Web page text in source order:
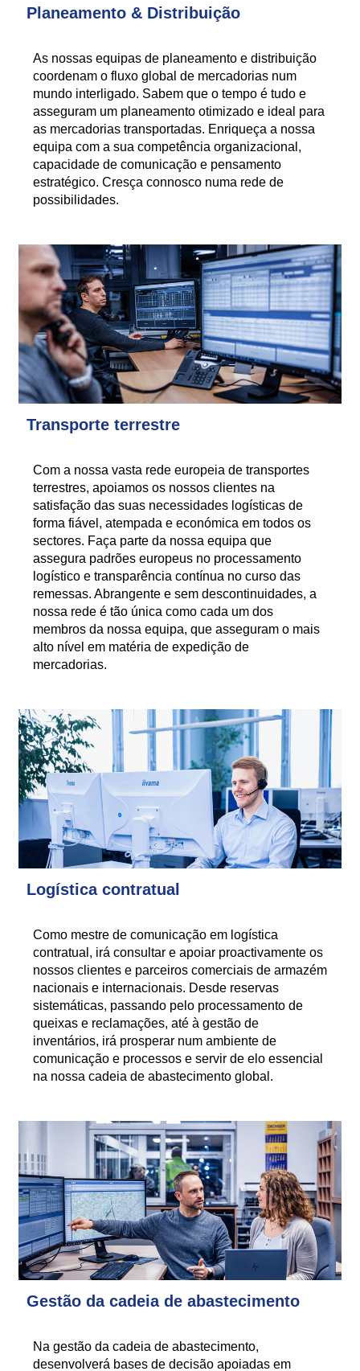
Planeamento & Distribuição
As nossas equipas de planeamento e distribuição
coordenam o fluxo global de mercadorias num
mundo interligado. Sabem que o tempo é tudo e
asseguram um planeamento otimizado e ideal para
as mercadorias transportadas. Enriqueça a nossa
equipa com a sua competência organizacional,
capacidade de comunicação e pensamento
estratégico. Cresça connosco numa rede de
possibilidades.
Transporte terrestre
Com a nossa vasta rede europeia de transportes
terrestres, apoiamos os nossos clientes na
satisfação das suas necessidades logísticas de
forma fiável, atempada e económica em todos os
sectores. Faça parte da nossa equipa que
assegura padrões europeus no processamento
logístico e transparência contínua no curso das
remessas. Abrangente e sem descontinuidades, a
nossa rede é tão única como cada um dos
membros da nossa equipa, que asseguram o mais
alto nível em matéria de expedição de
mercadorias.
Logística contratual
Como mestre de comunicação em logística
contratual, irá consultar e apoiar proactivamente os
nossos clientes e parceiros comerciais de armazém
nacionais e internacionais. Desde reservas
sistemáticas, passando pelo processamento de
queixas e reclamações, até à gestão de
inventários, irá prosperar num ambiente de
comunicação e processos e servir de elo essencial
na nossa cadeia de abastecimento global.
Gestão da cadeia de abastecimento
Na gestão da cadeia de abastecimento,
desenvolverá bases de decisão apoiadas em